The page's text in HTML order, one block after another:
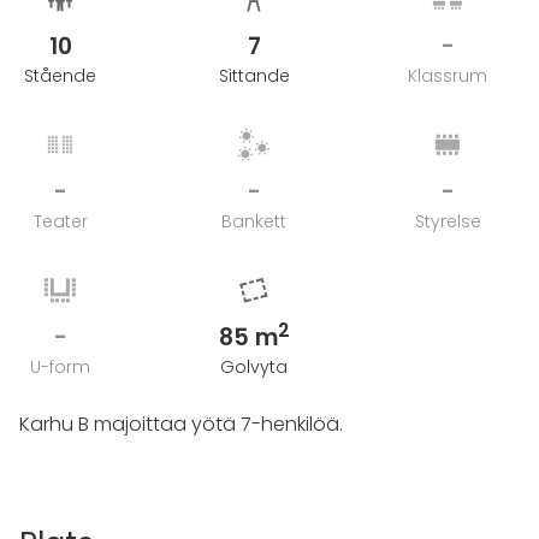
- Ulkorakennus + Palju 180€/yö
10
Stående
7
Sittande
-
Klassrum
-
Teater
-
Bankett
-
Styrelse
-
U-form
85 m2
Golvyta
Karhu B majoittaa yötä 7-henkilöä.